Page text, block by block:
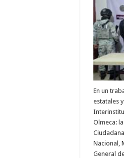
En un
estatales
Olmeca:
Nacional,
General